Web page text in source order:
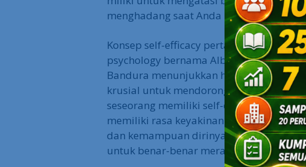
menghadang saat Anda berjuang
Konsep self-efficacy pertama kali
psychology bernama Albert Bandura.
Bandura menunjukkan high self-
krusial untuk mendorong kita meraih
seseorang memiliki self-efficacy yang
memiliki rasa keyakinan yang cukup
dan kemampuan dirinya, maka orang
untuk benar-benar meraih sukses masa